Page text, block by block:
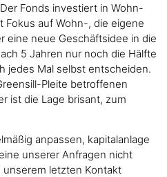
Fonds investiert in Wohn-
Fokus auf Wohn-, die eigene
eine neue Geschäftsidee in die
5 Jahren nur noch die Hälfte
jedes Mal selbst entscheiden.
Pleite betroffenen
ist die Lage brisant, zum
anpassen, kapitalanlage
unserer Anfragen nicht
unserem letzten Kontakt